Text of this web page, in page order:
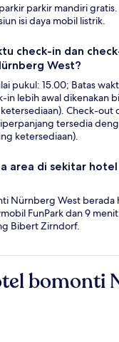
parkir mandiri
isi daya mobil listrik.
check-in dan
West?
pukul: 15.00; Batas
in lebih awal dikenakan
Check-out
tersedia
ketersediaan).
area di sekitar
Nürnberg West berada
FunPark dan 9
Bibert Zirndorf.
bomonti